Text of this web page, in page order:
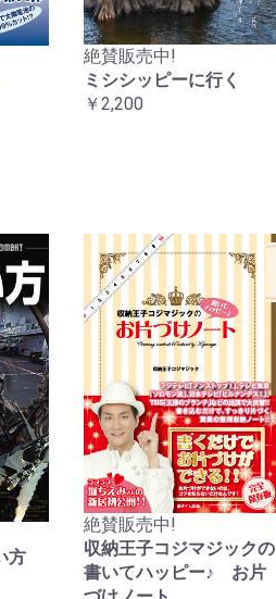
絶賛販売中!
ミシシッピーに行く
￥2,200
方
絶賛販売中!
収納王子コジマジックの
書いてハッピー♪ お片